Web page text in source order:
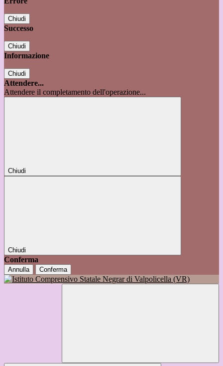
Chiudi
Successo
Chiudi
Informazione
Chiudi
Attendere...
Attendere il completamento dell'operazione...
Chiudi
Chiudi
Conferma
Annulla Conferma